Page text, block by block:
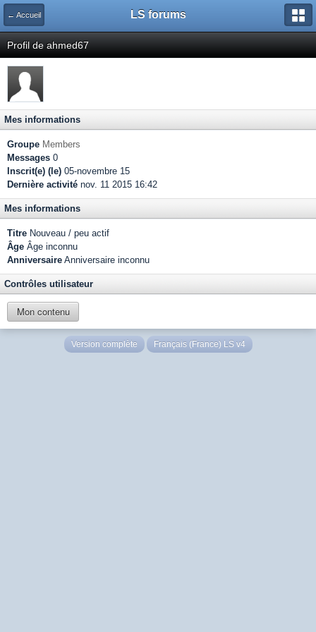
← Accueil LS forums
Profil de ahmed67
Mes informations
Groupe Members
Messages 0
Inscrit(e) (le) 05-novembre 15
Dernière activité nov. 11 2015 16:42
Mes informations
Titre Nouveau / peu actif
Âge Âge inconnu
Anniversaire Anniversaire inconnu
Contrôles utilisateur
Mon contenu
Version complète Français (France) LS v4